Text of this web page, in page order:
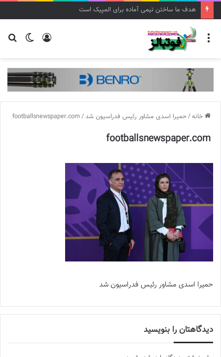
هدف ما ساختن تیمی آماده برای المپیک است
تغییر
ورود منو
خانه/حمیرا اسدی مشاور رئیس فدراسیون شد/
footballsnewspaper.com
footballsnewspaper.com
حمیرا اسدی مشاور رئیس فدراسیون شد
دیدگاهتان را بنویسید